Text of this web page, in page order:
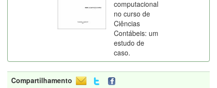
computacional
no curso de
Ciências
Contábeis: um
estudo de
caso.
Compartilhamento